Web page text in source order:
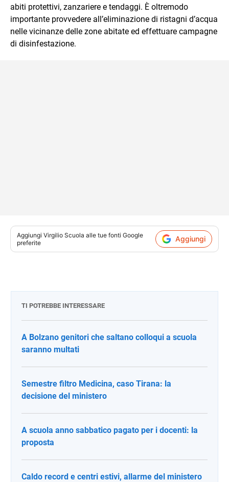
abiti protettivi, zanzariere e tendaggi. È oltremodo
importante provvedere all’eliminazione di ristagni d’acqua
nelle vicinanze delle zone abitate ed effettuare campagne
di disinfestazione.
Aggiungi Virgilio Scuola alle tue fonti Google
preferite
Aggiungi
TI POTREBBE INTERESSARE
A Bolzano genitori che saltano colloqui a scuola
saranno multati
Semestre filtro Medicina, caso Tirana: la
decisione del ministero
A scuola anno sabbatico pagato per i docenti: la
proposta
Caldo record e centri estivi, allarme del ministero